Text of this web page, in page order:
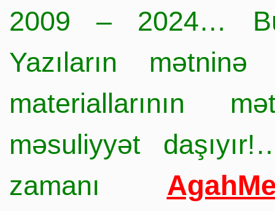
2009 – 2024…
Yazıların
materiallarının
məsuliyyət
zamanı